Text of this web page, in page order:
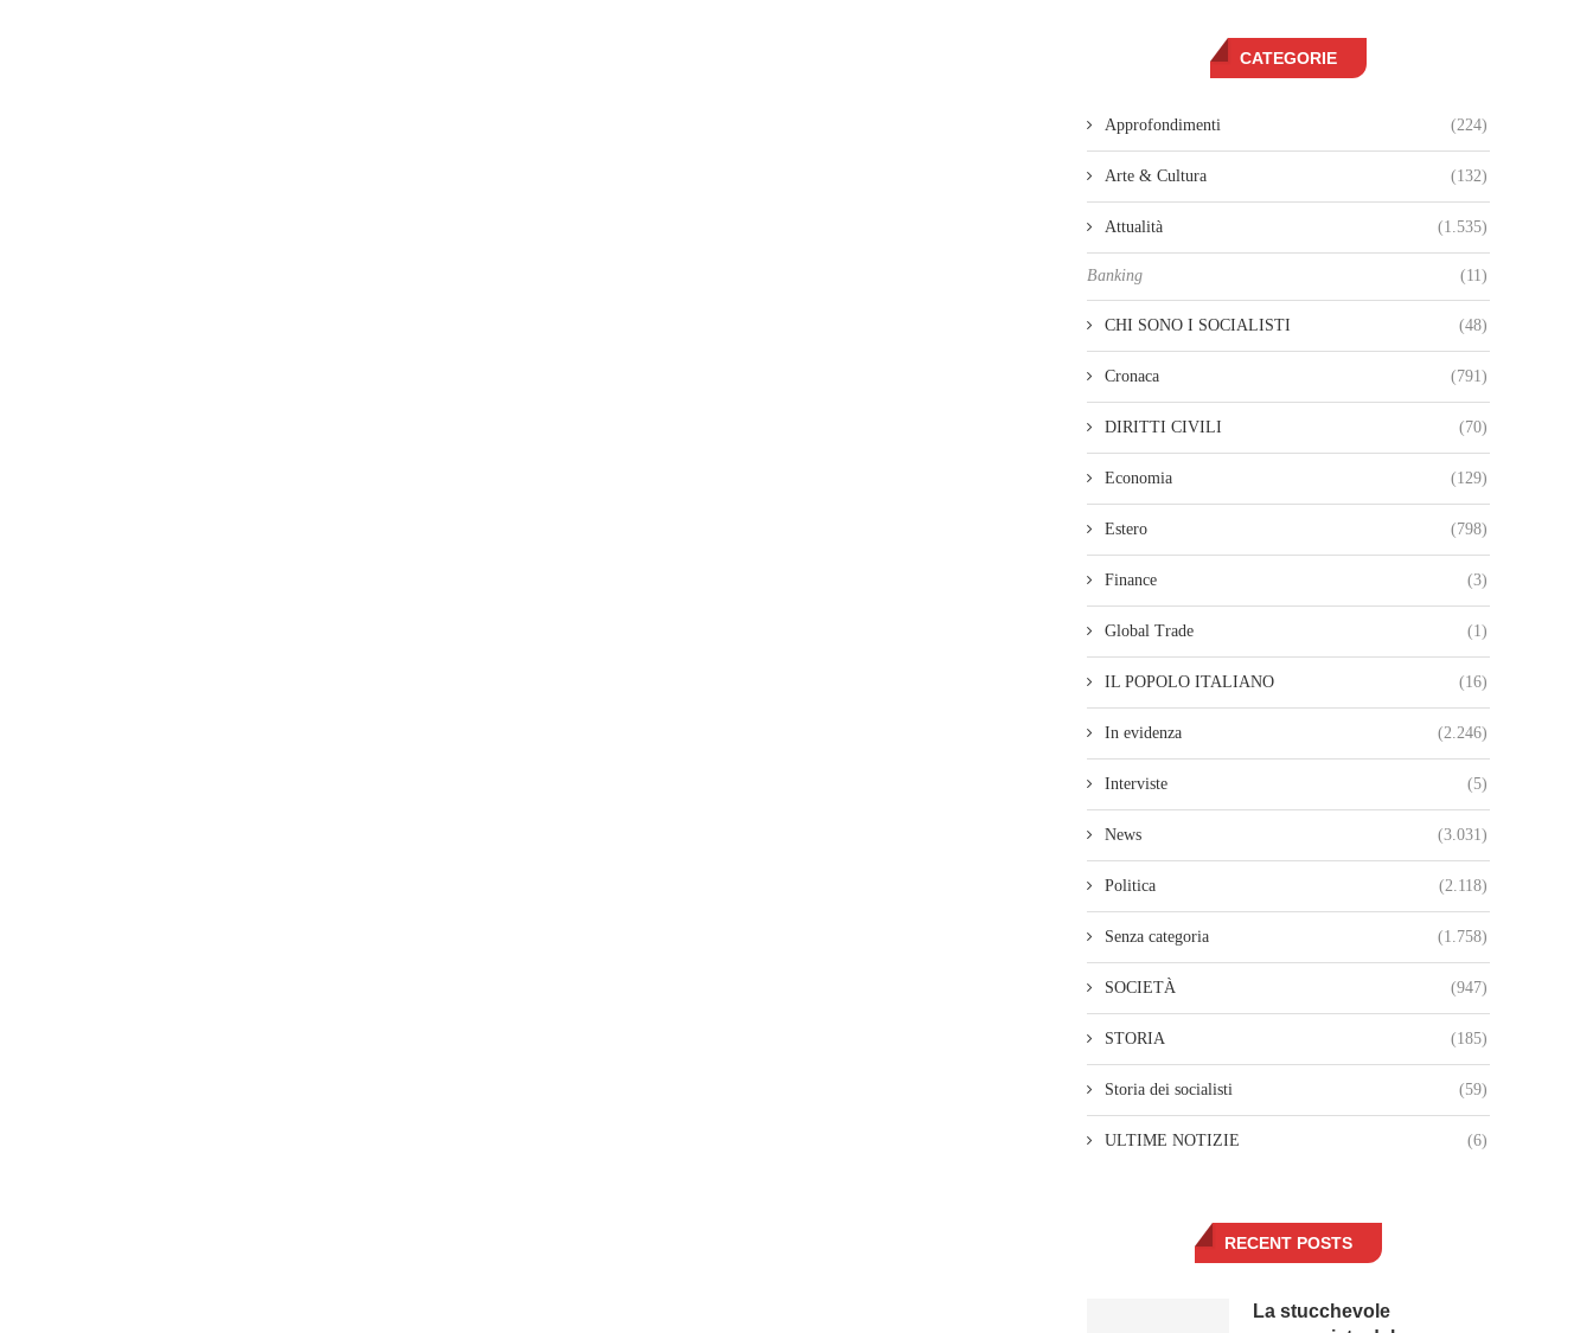
CATEGORIE
Approfondimenti (224)
Arte & Cultura (132)
Attualità (1.535)
Banking (11)
CHI SONO I SOCIALISTI (48)
Cronaca (791)
DIRITTI CIVILI (70)
Economia (129)
Estero (798)
Finance (3)
Global Trade (1)
IL POPOLO ITALIANO (16)
In evidenza (2.246)
Interviste (5)
News (3.031)
Politica (2.118)
Senza categoria (1.758)
SOCIETÀ (947)
STORIA (185)
Storia dei socialisti (59)
ULTIME NOTIZIE (6)
RECENT POSTS
La stucchevole